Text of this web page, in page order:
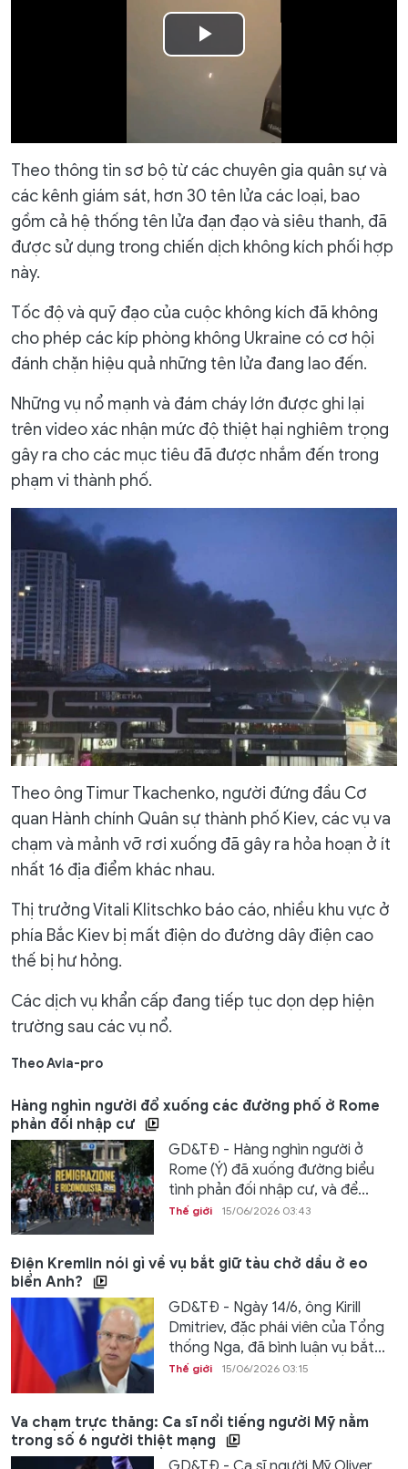
Play
Video
Theo thông tin sơ bộ từ các chuyên gia quân sự và
các kênh giám sát, hơn 30 tên lửa các loại, bao
gồm cả hệ thống tên lửa đạn đạo và siêu thanh, đã
được sử dụng trong chiến dịch không kích phối hợp
này.
Tốc độ và quỹ đạo của cuộc không kích đã không
cho phép các kíp phòng không Ukraine có cơ hội
đánh chặn hiệu quả những tên lửa đang lao đến.
Những vụ nổ mạnh và đám cháy lớn được ghi lại
trên video xác nhận mức độ thiệt hại nghiêm trọng
gây ra cho các mục tiêu đã được nhắm đến trong
phạm vi thành phố.
Theo ông Timur Tkachenko, người đứng đầu Cơ
quan Hành chính Quân sự thành phố Kiev, các vụ va
chạm và mảnh vỡ rơi xuống đã gây ra hỏa hoạn ở ít
nhất 16 địa điểm khác nhau.
Thị trưởng Vitali Klitschko báo cáo, nhiều khu vực ở
phía Bắc Kiev bị mất điện do đường dây điện cao
thế bị hư hỏng.
Các dịch vụ khẩn cấp đang tiếp tục dọn dẹp hiện
trường sau các vụ nổ.
Theo Avia-pro
Hàng nghìn người đổ xuống các đường phố ở Rome
phản đối nhập cư
GD&TĐ - Hàng nghìn người ở
Rome (Ý) đã xuống đường biểu
tình phản đối nhập cư, và để...
Thế giới 15/06/2026 03:43
Điện Kremlin nói gì về vụ bắt giữ tàu chở dầu ở eo
biển Anh?
GD&TĐ - Ngày 14/6, ông Kirill
Dmitriev, đặc phái viên của Tổng
thống Nga, đã bình luận vụ bắt...
Thế giới 15/06/2026 03:15
Va chạm trực thăng: Ca sĩ nổi tiếng người Mỹ nằm
trong số 6 người thiệt mạng